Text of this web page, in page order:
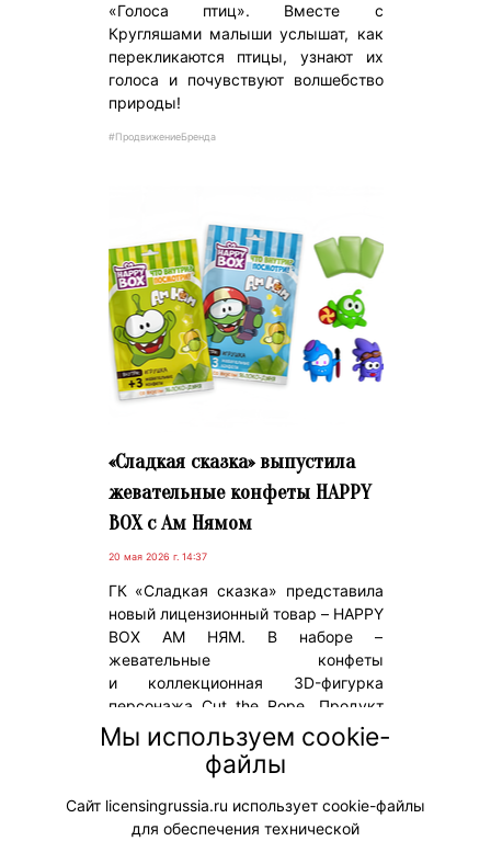
«Голоса птиц». Вместе с
Кругляшами малыши услышат, как
перекликаются птицы, узнают их
голоса и почувствуют волшебство
природы!
#ПродвижениеБренда
«Сладкая сказка» выпустила
жевательные конфеты HAPPY
BOX с Ам Нямом
20 мая 2026 г. 14:37
ГК «Сладкая сказка» представила
новый лицензионный товар – HAPPY
BOX АМ НЯМ. В наборе –
жевательные конфеты
и коллекционная 3D-фигурка
персонажа Cut the Rope. Продукт
ориентирован на ценовой сегмент
«Эконом+» и адаптирован для
различных форматов розничных
точек.
#Коллаборации #ПродвижениеБренда
Мы используем cookie-
файлы
Сайт licensingrussia.ru использует cookie-файлы
для обеспечения технической